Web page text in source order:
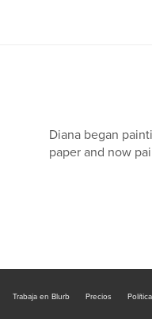
Diana began
paper and now
Trabaja en Blurb Precios